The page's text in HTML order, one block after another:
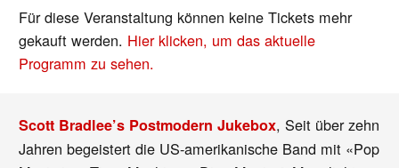
Für diese Veranstaltung können keine Tickets mehr
gekauft werden. Hier klicken, um das aktuelle
Programm zu sehen.
Scott Bradlee’s Postmodern Jukebox, Seit über zehn
Jahren begeistert die US-amerikanische Band mit «Pop